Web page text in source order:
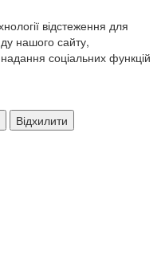
відстеження для
нашого сайту,
соціальних функцій
Відхилити